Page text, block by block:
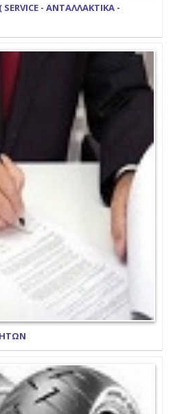
- ΑΝΤΑΛΛΑΚΤΙΚΑ -